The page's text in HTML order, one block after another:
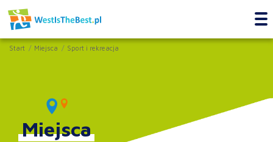
Start Miejsca Sport i rekreacja
Miejsca